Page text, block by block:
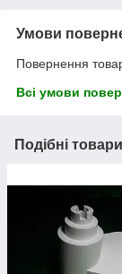
Умови
Повернення
Всі умови
Подібні